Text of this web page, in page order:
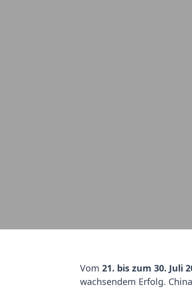
Vom 21. bis zum 30. Juli
wachsendem Erfolg.